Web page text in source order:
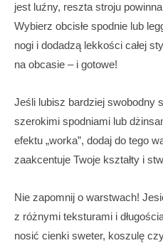
jest luźny, reszta stroju
Wybierz obcisłe spodnie lub
nogi i dodadzą lekkości całej
na obcasie – i gotowe!
Jeśli lubisz bardziej swobodny
szerokimi spodniami lub
efektu „worka”, dodaj do tego
zaakcentuje Twoje kształty i
Nie zapomnij o warstwach!
z różnymi teksturami i
nosić cienki sweter, koszulę